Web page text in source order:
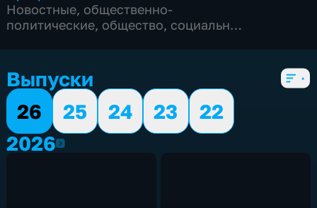
Новостные, общественно-
политические, общество, социально-
Выпуски
26
25 24 23
22
20262026